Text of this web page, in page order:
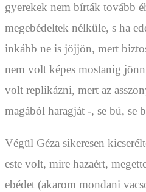
gyerekek nem bírták tovább
megebédeltek nélküle, s ha
inkább ne is jöjjön, mert
nem volt képes mostanig
volt replikázni, mert az
magából haragját -, se bú, se
Végül Géza sikeresen
este volt, mire hazaért,
ebédet (akarom mondani